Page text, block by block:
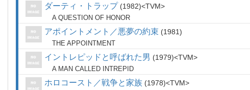
ダーティ・トラップ 1982 TVM
A QUESTION OF HONOR
アポイントメント／悪夢の約束 1981
THE APPOINTMENT
イントレピッドと呼ばれた男 1979 TVM
A MAN CALLED INTREPID
ホロコースト／戦争と家族 1978 TVM